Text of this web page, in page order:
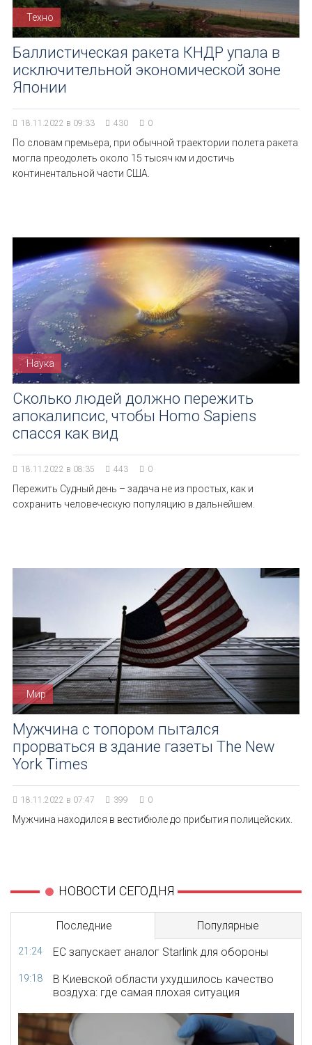
Техно
Баллистическая ракета КНДР упала в
исключительной экономической зоне
Японии
18.11.2022 в 09:33 430 0
По словам премьера, при обычной траектории полета ракета
могла преодолеть около 15 тысяч км и достичь
континентальной части США.
Наука
Сколько людей должно пережить
апокалипсис, чтобы Homo Sapiens
спасся как вид
18.11.2022 в 08:35 443 0
Пережить Судный день – задача не из простых, как и
сохранить человеческую популяцию в дальнейшем.
Мир
Мужчина с топором пытался
прорваться в здание газеты The New
York Times
18.11.2022 в 07:47 399 0
Мужчина находился в вестибюле до прибытия полицейских.
НОВОСТИ СЕГОДНЯ
Последние Популярные
21:24 ЕС запускает аналог Starlink для обороны
19:18
В Киевской области ухудшилось качество
воздуха: где самая плохая ситуация